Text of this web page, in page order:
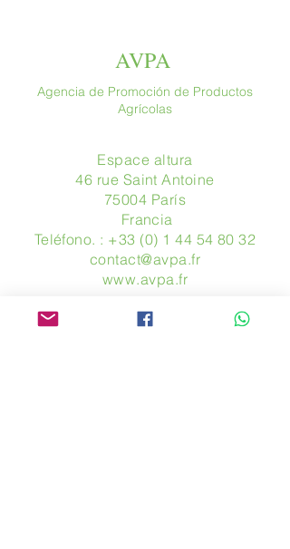
AVPA
Agencia de Promoción de Productos
Agrícolas
Espace altura
46 rue Saint Antoine
75004 París
​ Francia
Teléfono. : +33 (0) 1 44 54 80 32
contact@avpa.fr
www.avpa.fr